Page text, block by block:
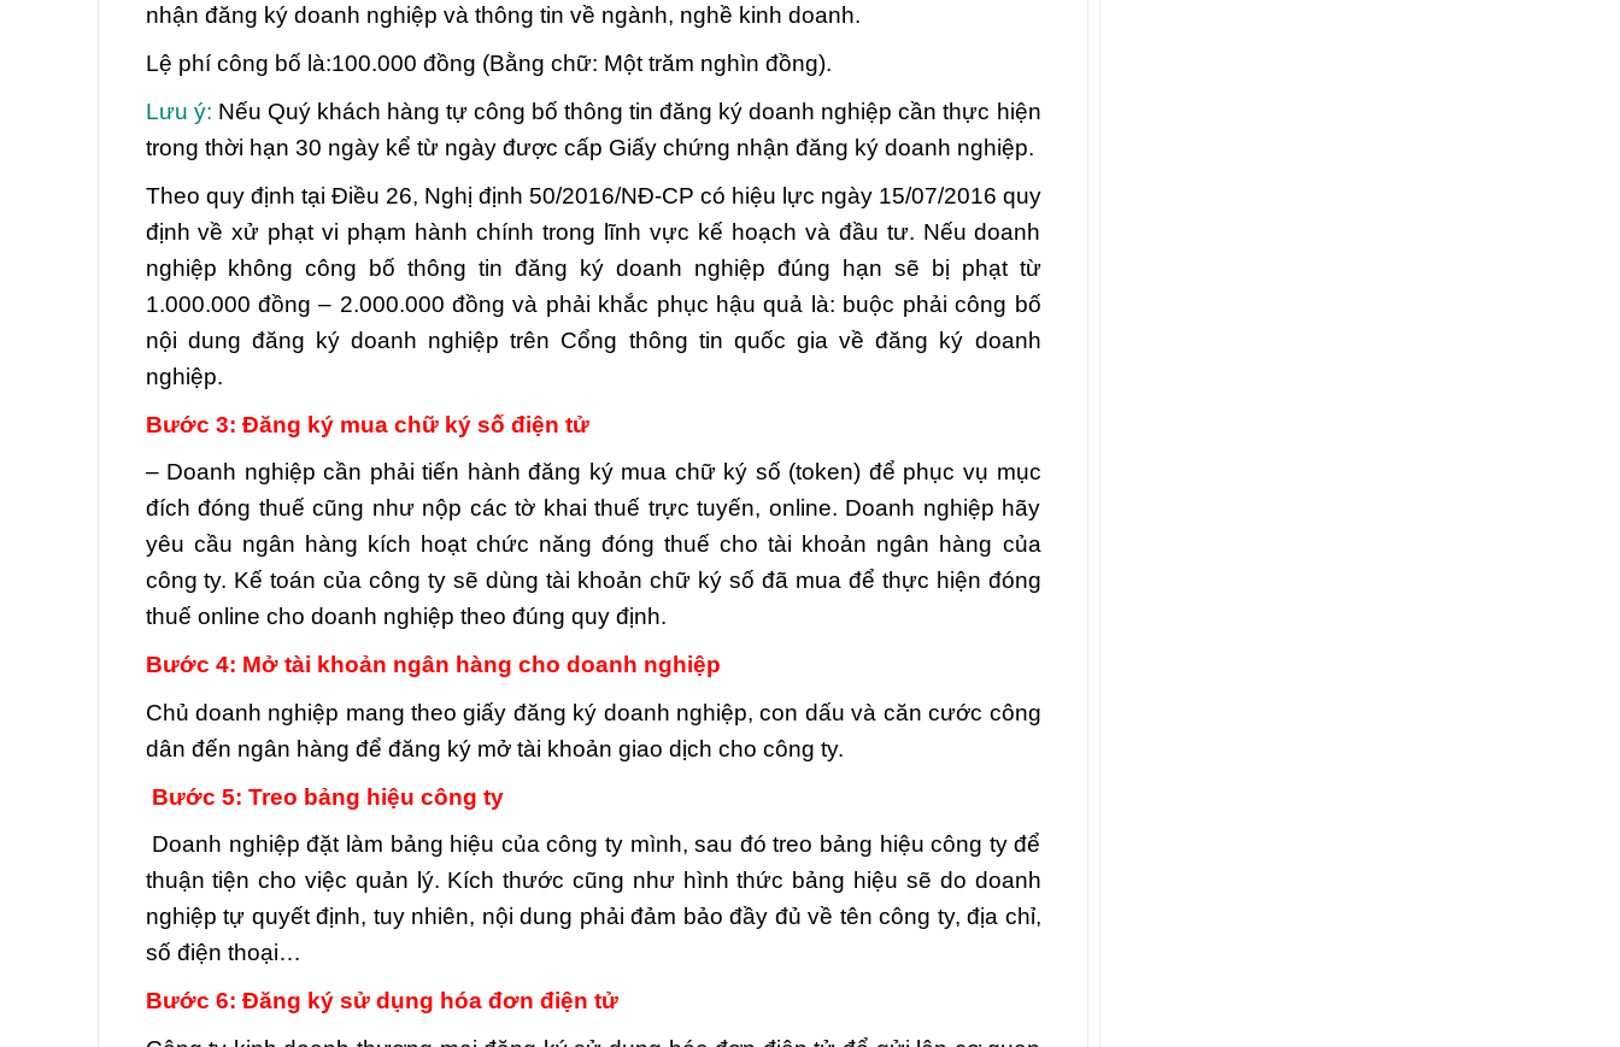
nhận đăng ký doanh nghiệp và thông tin về ngành, nghề kinh doanh.
Lệ phí công bố là:100.000 đồng (Bằng chữ: Một trăm nghìn đồng).
Lưu ý: Nếu Quý khách hàng tự công bố thông tin đăng ký doanh nghiệp cần thực hiện
trong thời hạn 30 ngày kể từ ngày được cấp Giấy chứng nhận đăng ký doanh nghiệp.
Theo quy định tại Điều 26, Nghị định 50/2016/NĐ-CP có hiệu lực ngày 15/07/2016 quy
định về xử phạt vi phạm hành chính trong lĩnh vực kế hoạch và đầu tư. Nếu doanh
nghiệp không công bố thông tin đăng ký doanh nghiệp đúng hạn sẽ bị phạt từ
1.000.000 đồng – 2.000.000 đồng và phải khắc phục hậu quả là: buộc phải công bố
nội dung đăng ký doanh nghiệp trên Cổng thông tin quốc gia về đăng ký doanh
nghiệp.
Bước 3: Đăng ký mua chữ ký số điện tử
– Doanh nghiệp cần phải tiến hành đăng ký mua chữ ký số (token) để phục vụ mục
đích đóng thuế cũng như nộp các tờ khai thuế trực tuyến, online. Doanh nghiệp hãy
yêu cầu ngân hàng kích hoạt chức năng đóng thuế cho tài khoản ngân hàng của
công ty. Kế toán của công ty sẽ dùng tài khoản chữ ký số đã mua để thực hiện đóng
thuế online cho doanh nghiệp theo đúng quy định.
Bước 4: Mở tài khoản ngân hàng cho doanh nghiệp
Chủ doanh nghiệp mang theo giấy đăng ký doanh nghiệp, con dấu và căn cước công
dân đến ngân hàng để đăng ký mở tài khoản giao dịch cho công ty.
Bước 5: Treo bảng hiệu công ty
Doanh nghiệp đặt làm bảng hiệu của công ty mình, sau đó treo bảng hiệu công ty để
thuận tiện cho việc quản lý. Kích thước cũng như hình thức bảng hiệu sẽ do doanh
nghiệp tự quyết định, tuy nhiên, nội dung phải đảm bảo đầy đủ về tên công ty, địa chỉ,
số điện thoại…
Bước 6: Đăng ký sử dụng hóa đơn điện tử